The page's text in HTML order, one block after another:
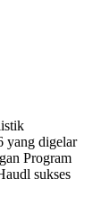
yang digelar
Program
sukses